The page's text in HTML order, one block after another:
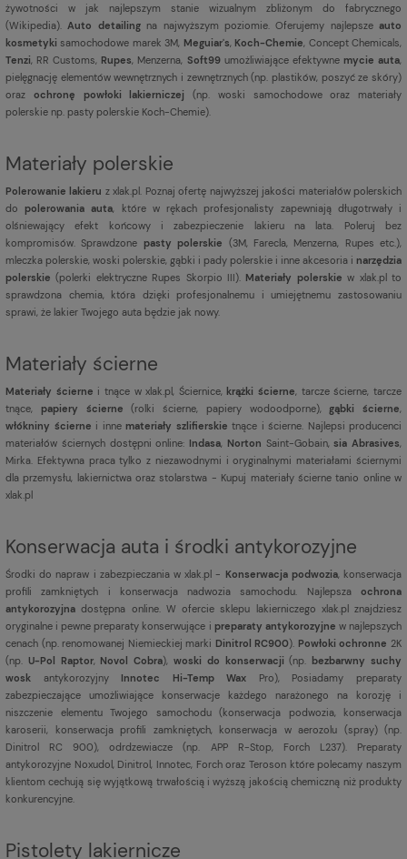
żywotności w jak najlepszym stanie wizualnym zbliżonym do fabrycznego
(Wikipedia).Auto detailingna najwyższym poziomie. Oferujemy najlepszeauto
kosmetykisamochodowe marek 3M, Meguiar's, Koch-Chemie, Concept Chemicals,
Tenzi, RR Customs, Rupes, Menzerna, Soft99umożliwiające efektywne mycie auta,
pielęgnację elementów wewnętrznych i zewnętrznych (np. plastików, poszyć ze skóry)
oraz ochronę powłoki lakierniczej (np. woski samochodowe oraz materiały
polerskie np. pasty polerskie Koch-Chemie).
Materiały polerskie
Polerowanie lakieru z xlak.pl. Poznaj ofertę najwyższej jakości materiałów polerskich
dopolerowania auta, które w rękach profesjonalisty zapewniają długotrwały i
olśniewający efekt końcowy i zabezpieczenie lakieru na lata. Poleruj bez
kompromisów. Sprawdzone pasty polerskie (3M, Farecla, Menzerna, Rupes etc.),
mleczka polerskie, woski polerskie, gąbki i pady polerskie i inne akcesoria i narzędzia
polerskie (polerki elektryczne Rupes Skorpio III). Materiały polerskie w xlak.pl to
sprawdzona chemia, która dzięki profesjonalnemu i umiejętnemu zastosowaniu
sprawi, że lakier Twojego auta będzie jak nowy.
Materiały ścierne
Materiały ścierne i tnące w xlak.pl, Ściernice, krążki ścierne, tarcze ścierne, tarcze
tnące, papiery ścierne (rolki ścierne, papiery wodoodporne),gąbki ścierne,
włókniny ścierne i inne materiały szlifierskie tnące i ścierne. Najlepsi producenci
materiałów ściernych dostępni online: Indasa, Norton Saint-Gobain,sia Abrasives,
Mirka. Efektywna praca tylko z niezawodnymi i oryginalnymi materiałami ściernymi
dla przemysłu, lakiernictwa oraz stolarstwa - Kupuj materiały ścierne tanio online w
xlak.pl
Konserwacja auta i środki antykorozyjne
Środki do napraw i zabezpieczania w xlak.pl - Konserwacja podwozia, konserwacja
profili zamkniętych i konserwacja nadwozia samochodu. Najlepsza ochrona
antykorozyjna dostępna online. W ofercie sklepu lakierniczego xlak.pl znajdziesz
oryginalne i pewne preparaty konserwujące i preparaty antykorozyjne w najlepszych
cenach (np. renomowanej Niemieckiej marki Dinitrol RC900). Powłoki ochronne 2K
(np. U-Pol Raptor, Novol Cobra),woski do konserwacji (np. bezbarwny suchy
wosk antykorozyjny Innotec Hi-Temp Wax Pro), Posiadamy preparaty
zabezpieczające umożliwiające konserwacje każdego narażonego na korozję i
niszczenie elementu Twojego samochodu (konserwacja podwozia, konserwacja
karoserii, konserwacja profili zamkniętych, konserwacja w aerozolu (spray) (np.
Dinitrol RC 900), odrdzewiacze (np. APP R-Stop, Forch L237). Preparaty
antykorozyjne Noxudol, Dinitrol, Innotec, Forch oraz Teroson które polecamy naszym
klientom cechują się wyjątkową trwałością i wyższą jakością chemiczną niż produkty
konkurencyjne.
Pistolety lakiernicze